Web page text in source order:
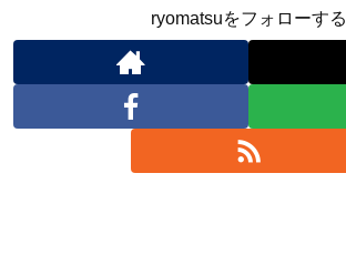
ryomatsuをフォローする